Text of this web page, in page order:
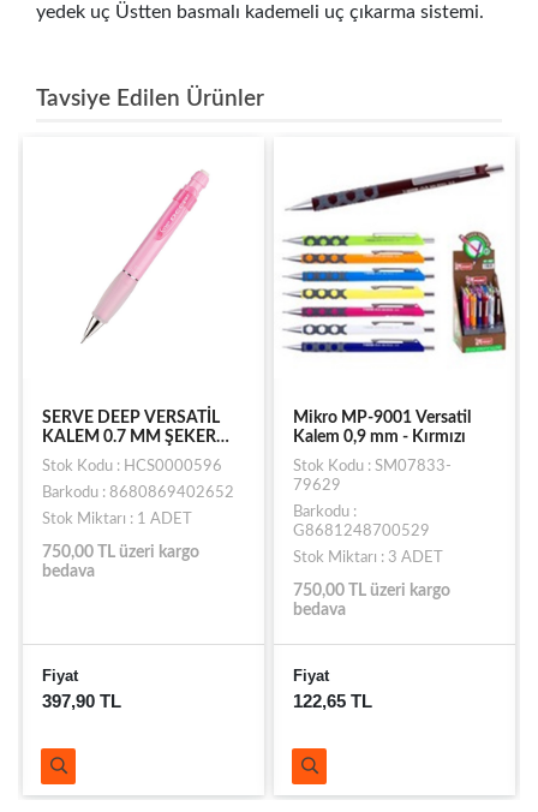
yedek uç Üstten basmalı kademeli uç çıkarma sistemi.
Tavsiye Edilen Ürünler
SERVE DEEP VERSATİL
KALEM 0.7 MM ŞEKER
PEMBE
Stok Kodu : HCS0000596
Barkodu : 8680869402652
Stok Miktarı : 1 ADET
750,00 TL üzeri kargo
bedava
Fiyat
397,90 TL
Mikro MP-9001 Versatil
Kalem 0,9 mm - Kırmızı
Stok Kodu : SM07833-
79629
Barkodu :
G8681248700529
Stok Miktarı : 3 ADET
750,00 TL üzeri kargo
bedava
Fiyat
122,65 TL